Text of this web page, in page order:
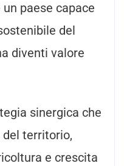
paese capace
del
diventi valore
sinergica che
territorio,
e crescita